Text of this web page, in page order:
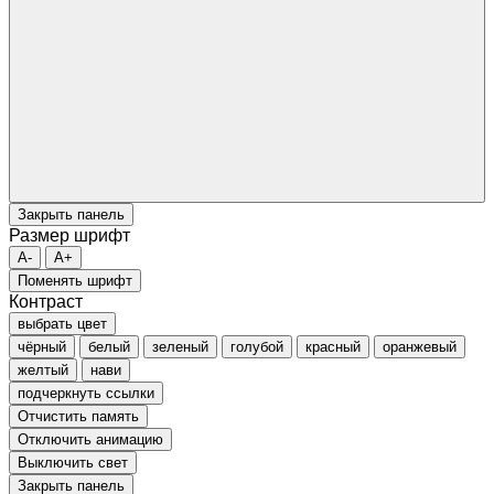
Закрыть панель
Размер шрифт
A-
A+
Поменять шрифт
Контраст
выбрать цвет
чёрный
белый зеленый голубой красный
оранжевый
желтый
нави
подчеркнуть ссылки
Отчистить память
Отключить анимацию
Выключить свет
Закрыть панель